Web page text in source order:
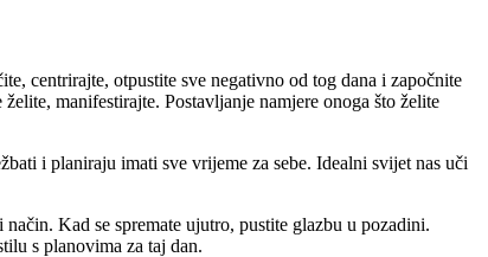
centrirajte, otpustite sve negativno od tog dana i započnite
manifestirajte. Postavljanje namjere onoga što želite
i planiraju imati sve vrijeme za sebe. Idealni svijet nas uči
Kad se spremate ujutro, pustite glazbu u pozadini.
s planovima za taj dan.